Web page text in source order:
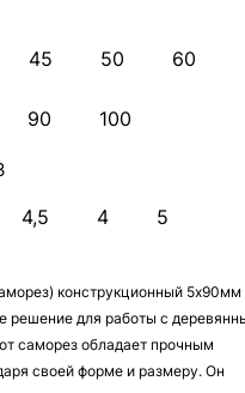
45 50 60
90 100
4,5 4 5
конструкционный 5х90мм
решение для работы с
саморез обладает прочным
своей форме и размеру. Он